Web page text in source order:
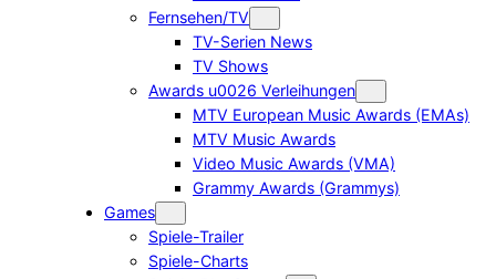
Fernsehen/TV
TV-Serien News
TV Shows
Awards u0026 Verleihungen
MTV European Music Awards (EMAs)
MTV Music Awards
Video Music Awards (VMA)
Grammy Awards (Grammys)
Games
Spiele-Trailer
Spiele-Charts